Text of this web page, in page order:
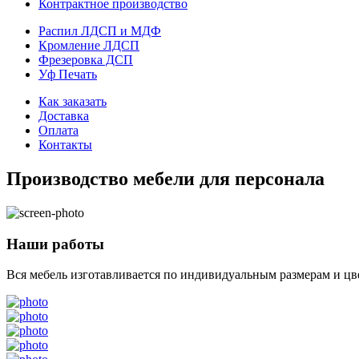
Контрактное производство
Распил ЛДСП и МДФ
Кромление ЛДСП
Фрезеровка ДСП
Уф Печать
Как заказать
Доставка
Оплата
Контакты
Производство мебели для персонала
Наши работы
Вся мебель изготавливается по индивидуальным размерам и